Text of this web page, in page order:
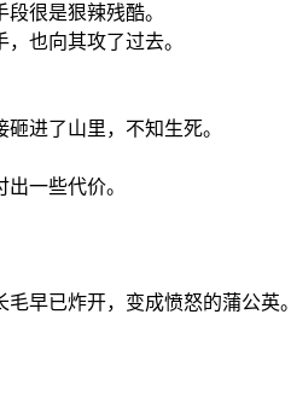
很是狠辣残酷。
也向其攻了过去。
进了山里，不知生死。
一些代价。
早已炸开，变成愤怒的蒲公英。